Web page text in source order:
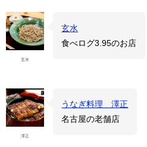
玄水
玄水
食べログ3.95のお店
澤正
うなぎ料理 澤正
名古屋の老舗店